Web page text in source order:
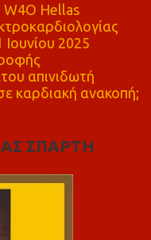
W4O Hellas
2025
απινιδωτή
καρδιακή ανακοπή;
ΣΠΑΡΤΗ